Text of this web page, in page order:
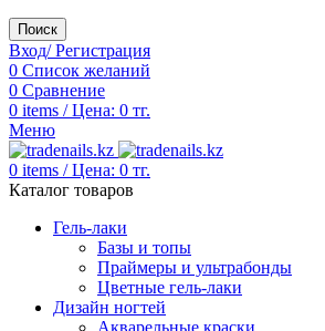
Поиск
Вход/ Регистрация
0 Список желаний
0 Сравнение
0 items / Цена: 0 тг.
Меню
0 items / Цена: 0 тг.
Каталог товаров
Гель-лаки
Базы и топы
Праймеры и ультрабонды
Цветные гель-лаки
Дизайн ногтей
Акварельные краски